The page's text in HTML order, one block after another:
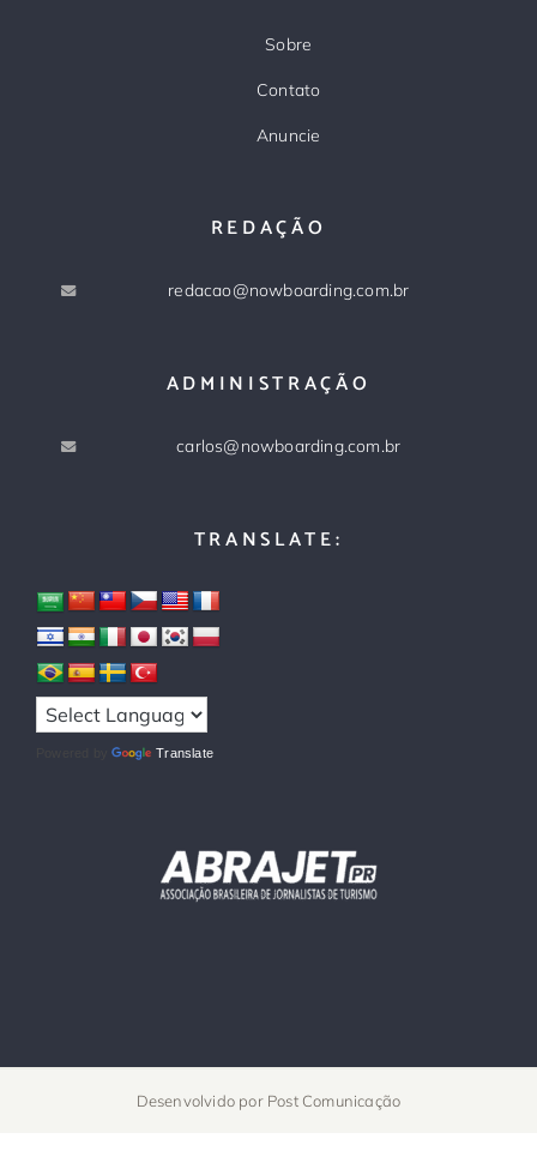
Sobre
Contato
Anuncie
REDAÇÃO
redacao@nowboarding.com.br
ADMINISTRAÇÃO
carlos@nowboarding.com.br
TRANSLATE:
Powered by Translate
Desenvolvido por Post Comunicação